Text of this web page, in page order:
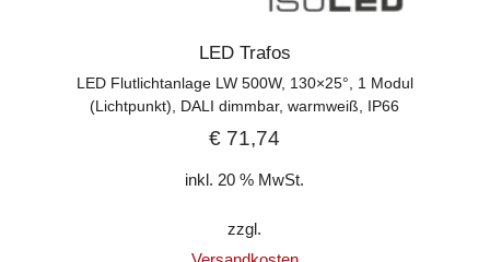
LED Trafos
LED Flutlichtanlage LW 500W, 130×25°, 1 Modul
(Lichtpunkt), DALI dimmbar, warmweiß, IP66
€ 71,74
inkl. 20 % MwSt.
zzgl.